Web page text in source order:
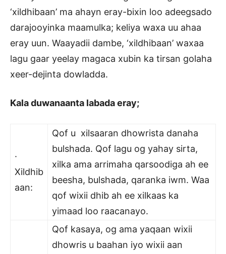
‘xildhibaan’ ma ahayn eray-bixin loo adeegsado
darajooyinka maamulka; keliya waxa uu ahaa
eray uun. Waayadii dambe, ‘xildhibaan’ waxaa
lagu gaar yeelay magaca xubin ka tirsan golaha
xeer-dejinta dowladda.
Kala duwanaanta labada eray;
·
Xildhib
aan:
Qof u xilsaaran dhowrista danaha
bulshada. Qof lagu og yahay sirta,
xilka ama arrimaha qarsoodiga ah ee
beesha, bulshada, qaranka iwm. Waa
qof wixii dhib ah ee xilkaas ka
yimaad loo raacanayo.
Qof kasaya, og ama yaqaan wixii
dhowris u baahan iyo wixii aan